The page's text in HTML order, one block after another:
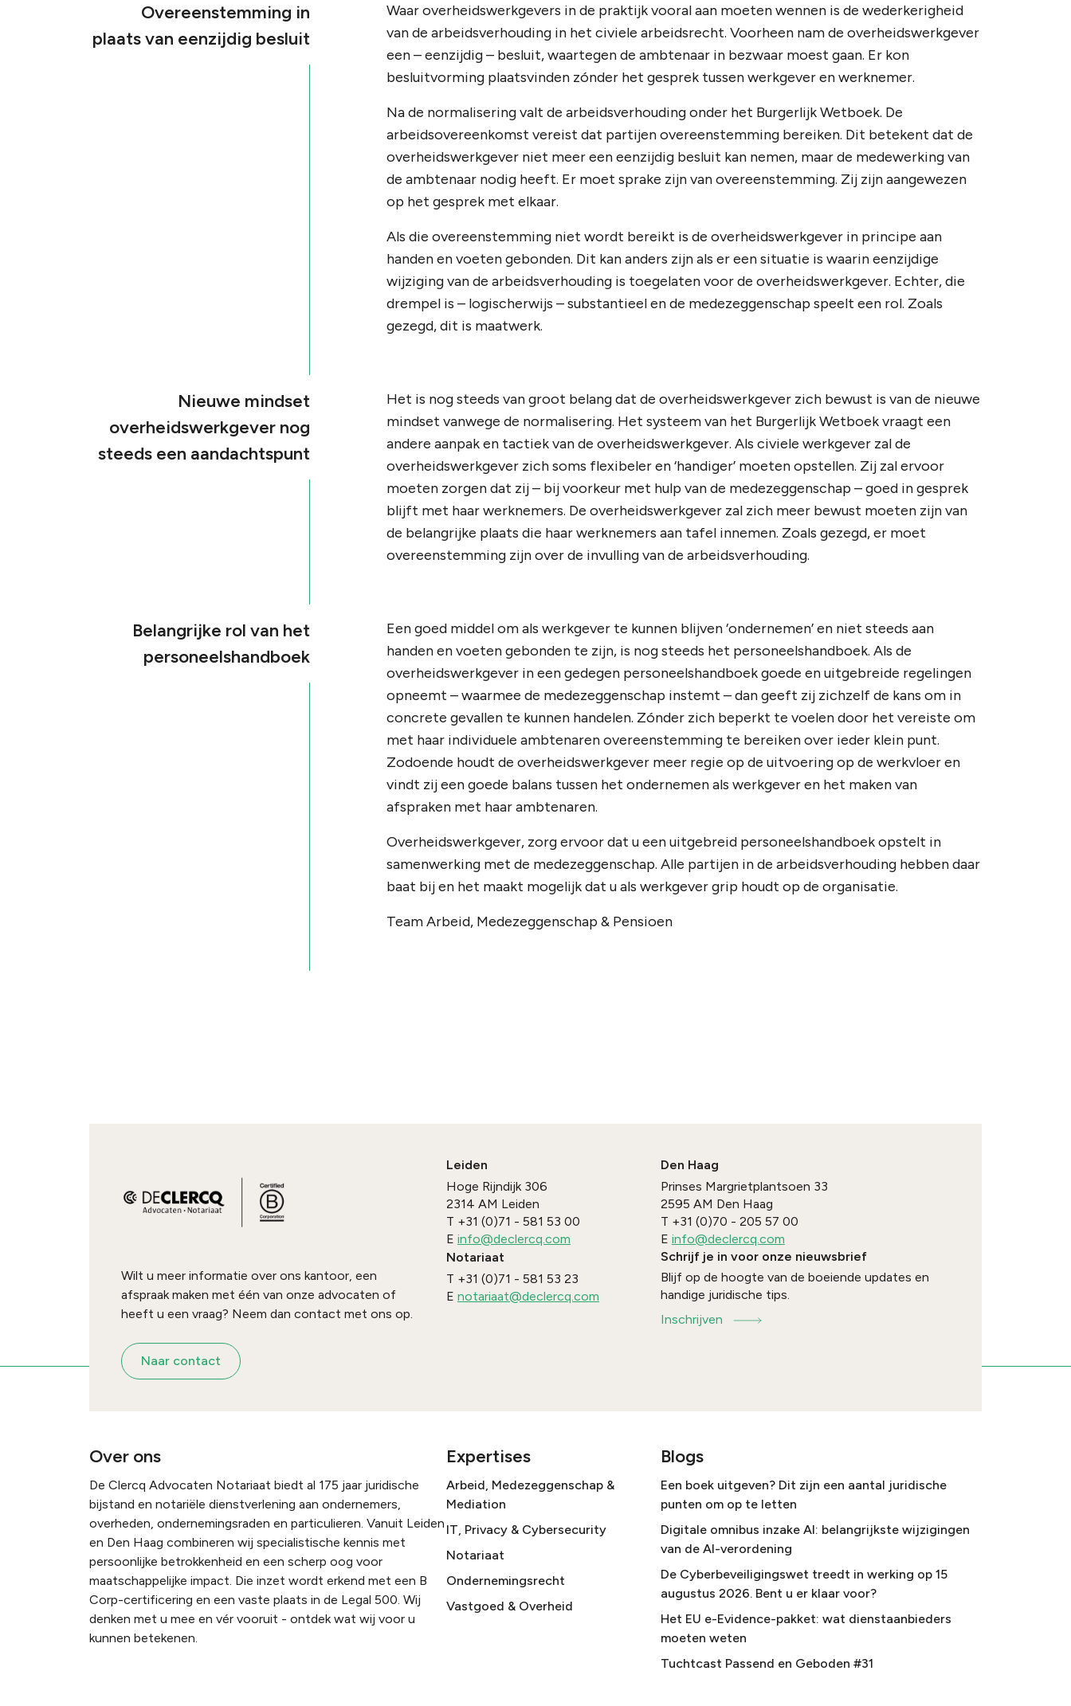
Overeenstemming in
plaats van eenzijdig besluit
Waar overheidswerkgevers in de praktijk vooral aan moeten wennen is de wederkerigheid
van de arbeidsverhouding in het civiele arbeidsrecht. Voorheen nam de overheidswerkgever
een – eenzijdig – besluit, waartegen de ambtenaar in bezwaar moest gaan. Er kon
besluitvorming plaatsvinden zónder het gesprek tussen werkgever en werknemer.
Na de normalisering valt de arbeidsverhouding onder het Burgerlijk Wetboek. De
arbeidsovereenkomst vereist dat partijen overeenstemming bereiken. Dit betekent dat de
overheidswerkgever niet meer een eenzijdig besluit kan nemen, maar de medewerking van
de ambtenaar nodig heeft. Er moet sprake zijn van overeenstemming. Zij zijn aangewezen
op het gesprek met elkaar.
Als die overeenstemming niet wordt bereikt is de overheidswerkgever in principe aan
handen en voeten gebonden. Dit kan anders zijn als er een situatie is waarin eenzijdige
wijziging van de arbeidsverhouding is toegelaten voor de overheidswerkgever. Echter, die
drempel is – logischerwijs – substantieel en de medezeggenschap speelt een rol. Zoals
gezegd, dit is maatwerk.
Nieuwe mindset
overheidswerkgever nog
steeds een aandachtspunt
Het is nog steeds van groot belang dat de overheidswerkgever zich bewust is van de nieuwe
mindset vanwege de normalisering. Het systeem van het Burgerlijk Wetboek vraagt een
andere aanpak en tactiek van de overheidswerkgever. Als civiele werkgever zal de
overheidswerkgever zich soms flexibeler en ‘handiger’ moeten opstellen. Zij zal ervoor
moeten zorgen dat zij – bij voorkeur met hulp van de medezeggenschap – goed in gesprek
blijft met haar werknemers. De overheidswerkgever zal zich meer bewust moeten zijn van
de belangrijke plaats die haar werknemers aan tafel innemen. Zoals gezegd, er moet
overeenstemming zijn over de invulling van de arbeidsverhouding.
Belangrijke rol van het
personeelshandboek
Een goed middel om als werkgever te kunnen blijven ‘ondernemen’ en niet steeds aan
handen en voeten gebonden te zijn, is nog steeds het personeelshandboek. Als de
overheidswerkgever in een gedegen personeelshandboek goede en uitgebreide regelingen
opneemt – waarmee de medezeggenschap instemt – dan geeft zij zichzelf de kans om in
concrete gevallen te kunnen handelen. Zónder zich beperkt te voelen door het vereiste om
met haar individuele ambtenaren overeenstemming te bereiken over ieder klein punt.
Zodoende houdt de overheidswerkgever meer regie op de uitvoering op de werkvloer en
vindt zij een goede balans tussen het ondernemen als werkgever en het maken van
afspraken met haar ambtenaren.
Overheidswerkgever, zorg ervoor dat u een uitgebreid personeelshandboek opstelt in
samenwerking met de medezeggenschap. Alle partijen in de arbeidsverhouding hebben daar
baat bij en het maakt mogelijk dat u als werkgever grip houdt op de organisatie.
Team Arbeid, Medezeggenschap & Pensioen
Wilt u meer informatie over ons kantoor, een
afspraak maken met één van onze advocaten of
heeft u een vraag? Neem dan contact met ons op.
Naar contact
Leiden
Hoge Rijndijk 306
2314 AM Leiden
T +31 (0)71 - 581 53 00
E info@declercq.com
Notariaat
T +31 (0)71 - 581 53 23
E notariaat@declercq.com
Den Haag
Prinses Margrietplantsoen 33
2595 AM Den Haag
T +31 (0)70 - 205 57 00
E info@declercq.com
Schrijf je in voor onze nieuwsbrief
Blijf op de hoogte van de boeiende updates en
handige juridische tips.
Inschrijven
Over ons
De Clercq Advocaten Notariaat biedt al 175 jaar juridische
bijstand en notariële dienstverlening aan ondernemers,
overheden, ondernemingsraden en particulieren. Vanuit Leiden
en Den Haag combineren wij specialistische kennis met
persoonlijke betrokkenheid en een scherp oog voor
maatschappelijke impact. Die inzet wordt erkend met een B
Corp-certificering en een vaste plaats in de Legal 500. Wij
denken met u mee en vér vooruit - ontdek wat wij voor u
kunnen betekenen.
Expertises
Arbeid, Medezeggenschap &
Mediation
IT, Privacy & Cybersecurity
Notariaat
Ondernemingsrecht
Vastgoed & Overheid
Blogs
Een boek uitgeven? Dit zijn een aantal juridische
punten om op te letten
Digitale omnibus inzake AI: belangrijkste wijzigingen
van de AI-verordening
De Cyberbeveiligingswet treedt in werking op 15
augustus 2026. Bent u er klaar voor?
Het EU e-Evidence-pakket: wat dienstaanbieders
moeten weten
Tuchtcast Passend en Geboden #31